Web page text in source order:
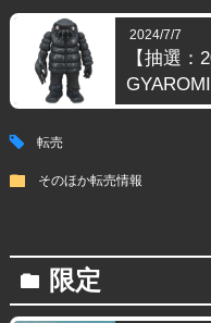
2024/7/7
【抽選：
tag 転売
folder そのほか転売情報
folder 限定